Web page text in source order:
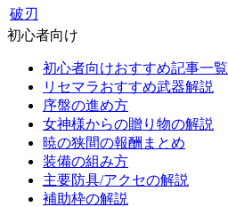
破刃
初心者向け
初心者向けおすすめ記事一覧
リセマラおすすめ武器解説
序盤の進め方
女神様からの贈り物の解説
暁の狭間の報酬まとめ
装備の組み方
主要防具/アクセの解説
補助枠の解説